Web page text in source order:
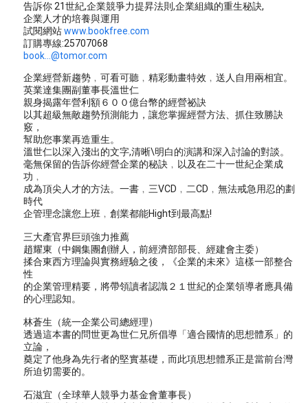
告訴你 21世紀,企業競爭力提昇法則,企業組織的重生秘訣,
企業人才的培養與運用
試閱網站www.bookfree.com
訂購專線:25707068
book...@tomor.com
企業經營新趨勢﹐可看可聽﹐精彩動畫特效﹐送人自用兩相宜。
英業達集團副董事長溫世仁
親身揭露年營利額６００億台幣的經營祕訣
以其超級無敵趨勢預測能力，讓您掌握經營方法、抓住致勝訣
竅，
幫助您事業再造重生。
溫世仁以深入淺出的文字,清晰\明白的演講和深入討論的對談。
毫無保留的告訴你經營企業的秘訣﹐以及在二十一世紀企業成
功﹐
成為頂尖人才的方法。一書﹐三VCD﹐二CD﹐無法戒急用忍的劃
時代
企管理念讓您上班﹐創業都能Hight到最高點!
三大產官界巨頭強力推薦
趙耀東（中鋼集團創辦人，前經濟部部長、經建會主委）
揉合東西方理論與實務經驗之後，《企業的未來》這樣一部整合
性
的企業管理精要，將帶領讀者認識２１世紀的企業領導者應具備
的心理認知。
林蒼生（統一企業公司總經理）
透過這本書的問世更為世仁兄所倡導「適合國情的思想體系」的
立論，
奠定了他身為先行者的堅實基礎，而此項思想體系正是當前台灣
所迫切需要的。
石滋宜（全球華人競爭力基金會董事長）